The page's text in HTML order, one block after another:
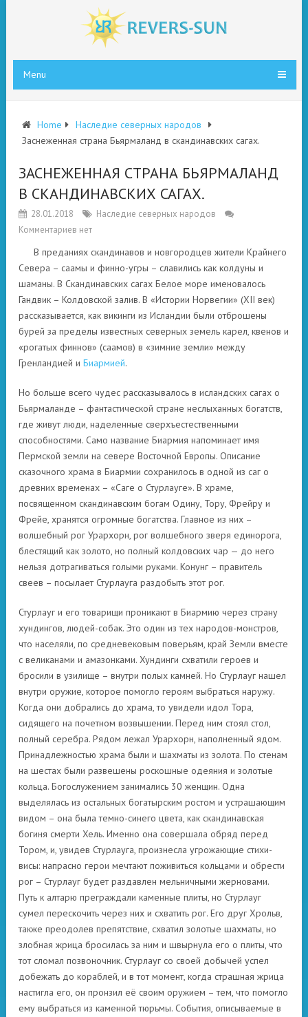
Menu
Home
Наследие северных народов
Заснеженная страна Бьярмаланд в скандинавских сагах.
ЗАСНЕЖЕННАЯ СТРАНА БЬЯРМАЛАНД
В СКАНДИНАВСКИХ САГАХ.
28.01.2018
Наследие северных народов
Комментариев нет
В преданиях скандинавов и новгородцев жители Крайнего
Севера – саамы и финно-угры – славились как колдуны и
шаманы. В Скандинавских сагах Белое море именовалось
Гандвик – Колдовской залив. В «Истории Норвегии» (XII век)
рассказывается, как викинги из Исландии были отброшены
бурей за пределы известных северных земель карел, квенов и
«рогатых финнов» (саамов) в «зимние земли» между
Гренландией и Биармией.
Но больше всего чудес рассказывалось в исландских сагах о
Бьярмаланде – фантастической стране неслыханных богатств,
где живут люди, наделенные сверхъестественными
способностями. Само название Биармия напоминает имя
Пермской земли на севере Восточной Европы. Описание
сказочного храма в Биармии сохранилось в одной из саг о
древних временах – «Саге о Стурлауге». В храме,
посвященном скандинавским богам Одину, Тору, Фрейру и
Фрейе, хранятся огромные богатства. Главное из них –
волшебный рог Урархорн, рог волшебного зверя единорога,
блестящий как золото, но полный колдовских чар — до него
нельзя дотрагиваться голыми руками. Конунг – правитель
свеев – посылает Стурлауга раздобыть этот рог.
Стурлауг и его товарищи проникают в Биармию через страну
хундингов, людей-собак. Это один из тех народов-монстров,
что населяли, по средневековым поверьям, край Земли вместе
с великанами и амазонками. Хундинги схватили героев и
бросили в узилище – внутри полых камней. Но Стурлауг нашел
внутри оружие, которое помогло героям выбраться наружу.
Когда они добрались до храма, то увидели идол Тора,
сидящего на почетном возвышении. Перед ним стоял стол,
полный серебра. Рядом лежал Урархорн, наполненный ядом.
Принадлежностью храма были и шахматы из золота. По стенам
на шестах были развешены роскошные одеяния и золотые
кольца. Богослужением занимались 30 женщин. Одна
выделялась из остальных богатырским ростом и устрашающим
видом – она была темно-синего цвета, как скандинавская
богиня смерти Хель. Именно она совершала обряд перед
Тором, и, увидев Стурлауга, произнесла угрожающие стихи-
висы: напрасно герои мечтают поживиться кольцами и обрести
рог – Стурлауг будет раздавлен мельничными жерновами.
Путь к алтарю преграждали каменные плиты, но Стурлауг
сумел перескочить через них и схватить рог. Его друг Хрольв,
также преодолев препятствие, схватил золотые шахматы, но
злобная жрица бросилась за ним и швырнула его о плиты, что
тот сломал позвоночник. Стурлауг со своей добычей успел
добежать до кораблей, и в тот момент, когда страшная жрица
настигла его, он пронзил её своим оружием – тем, что помогло
ему выбраться из каменной тюрьмы. События, описываемые в